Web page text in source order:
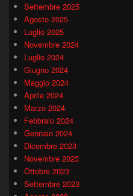
Settembre 2025
Agosto 2025
Luglio 2025
Novembre 2024
Luglio 2024
Giugno 2024
Maggio 2024
Aprile 2024
Marzo 2024
Febbraio 2024
Gennaio 2024
Dicembre 2023
Novembre 2023
Ottobre 2023
Settembre 2023